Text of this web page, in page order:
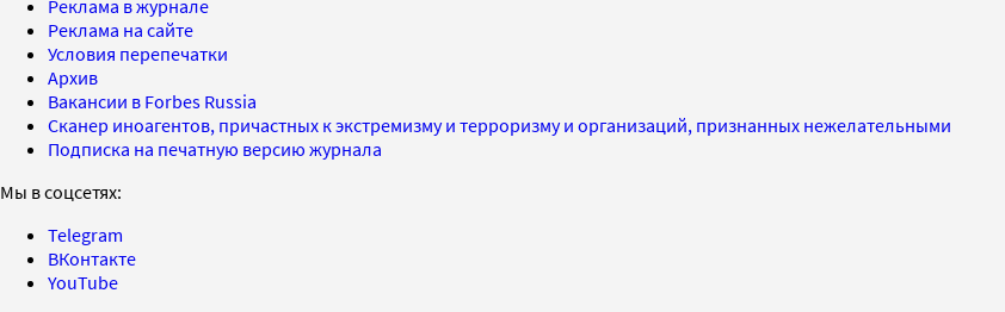
Реклама в журнале
Реклама на сайте
Условия перепечатки
Архив
Вакансии в Forbes Russia
Сканер иноагентов, причастных к экстремизму и терроризму и организаций, признанных нежелательными
Подписка на печатную версию журнала
Мы в соцсетях:
Telegram
ВКонтакте
YouTube